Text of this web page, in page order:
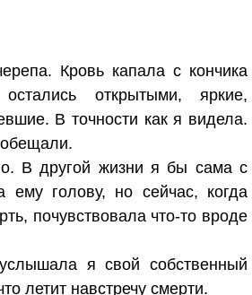
Кровь капала с кончика
открытыми, яркие,
В точности как я видела.
обещали.
В другой жизни я бы сама с
ему голову, но сейчас, когда
почувствовала что-то вроде
я свой собственный
летит навстречу смерти.